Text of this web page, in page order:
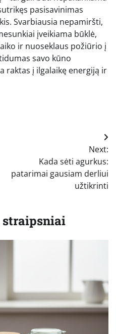
pasisavinimas
Svarbiausia nepamiršti,
įveikiama būklė,
ir nuoseklaus požiūrio į
savo kūno
raktas į ilgalaikę energiją ir
Next:
Kada sėti agurkus:
patarimai gausiam derliui
užtikrinti
straipsniai